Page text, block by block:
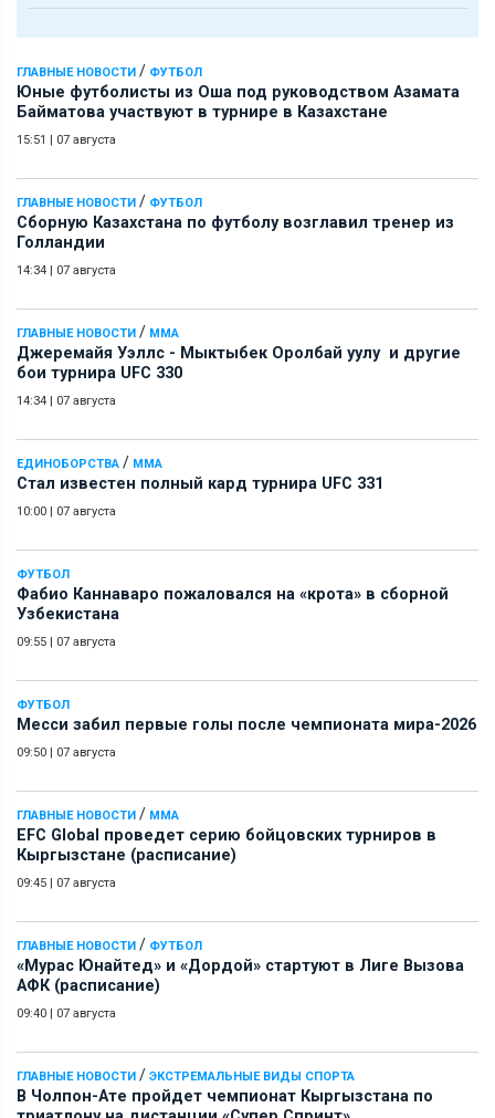
ГЛАВНЫЕ НОВОСТИ / ФУТБОЛ
Юные футболисты из Оша под руководством Азамата
Байматова участвуют в турнире в Казахстане
15:51 07 августа
ГЛАВНЫЕ НОВОСТИ / ФУТБОЛ
Сборную Казахстана по футболу возглавил тренер из
Голландии
14:34 07 августа
ГЛАВНЫЕ НОВОСТИ / ММА
Джеремайя Уэллс - Мыктыбек Оролбай уулу и другие
бои турнира UFC 330
14:34 07 августа
ЕДИНОБОРСТВА / ММА
Стал известен полный кард турнира UFC 331
10:00 07 августа
ФУТБОЛ
Фабио Каннаваро пожаловался на «крота» в сборной
Узбекистана
09:55 07 августа
ФУТБОЛ
Месси забил первые голы после чемпионата мира-2026
09:50 07 августа
ГЛАВНЫЕ НОВОСТИ / ММА
EFC Global проведет серию бойцовских турниров в
Кыргызстане (расписание)
09:45 07 августа
ГЛАВНЫЕ НОВОСТИ / ФУТБОЛ
«Мурас Юнайтед» и «Дордой» стартуют в Лиге Вызова
АФК (расписание)
09:40 07 августа
ГЛАВНЫЕ НОВОСТИ / ЭКСТРЕМАЛЬНЫЕ ВИДЫ СПОРТА
В Чолпон-Ате пройдет чемпионат Кыргызстана по